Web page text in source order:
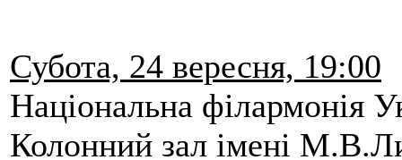
Субота, 24 вересня, 19:00
Національна філармонія
Колонний зал імені